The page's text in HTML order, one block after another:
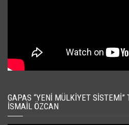
GAPAS “YENI MÜLKIYET
İSMAIL ÖZCAN